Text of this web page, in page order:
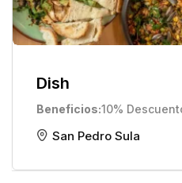
Dish
Beneficios 10%
San Pedro Sula